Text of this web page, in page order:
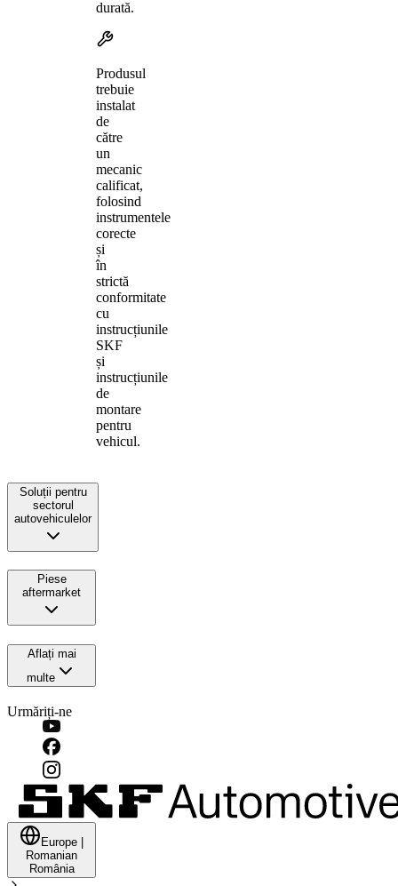
durată.
Produsul
trebuie
instalat
de
către
un
mecanic
calificat,
folosind
instrumentele
corecte
și
în
strictă
conformitate
cu
instrucțiunile
SKF
și
instrucțiunile
de
montare
pentru
vehicul.
Soluții pentru
sectorul
autovehiculelor
Piese
aftermarket
Aflați mai
multe
Urmăriți-ne
Europe
Romanian
România